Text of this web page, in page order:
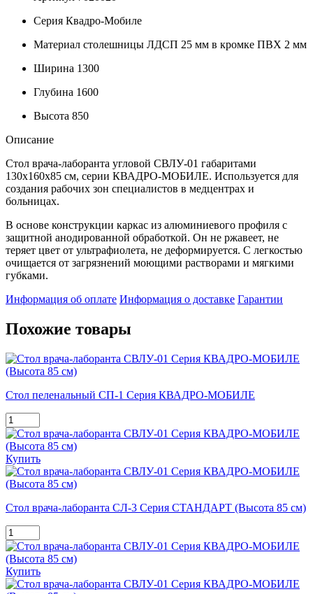
Серия Квадро-Мобиле
Материал столешницы ЛДСП 25 мм в кромке ПВХ 2 мм
Ширина 1300
Глубина 1600
Высота 850
Описание
Стол врача-лаборанта угловой СВЛУ-01 габаритами
130х160х85 см, серии КВАДРО-МОБИЛЕ. Используется для
создания рабочих зон специалистов в медцентрах и
больницах.
В основе конструкции каркас из алюминиевого профиля с
защитной анодированной обработкой. Он не ржавеет, не
теряет цвет от ультрафиолета, не деформируется. С легкостью
очищается от загрязнений моющими растворами и мягкими
губками.
Информация об оплате Информация о доставке Гарантии
Похожие товары
Стол пеленальный СП-1 Серия КВАДРО-МОБИЛЕ
Купить
Стол врача-лаборанта СЛ-3 Серия СТАНДАРТ (Высота 85 см)
Купить